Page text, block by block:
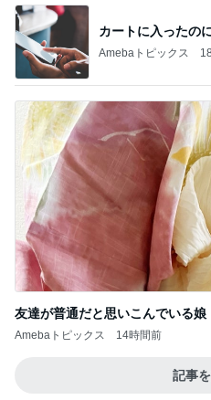
カートに入ったの
Amebaトピックス
友達が普通だと思いこんでいる娘
Amebaトピックス 14時間前
記事